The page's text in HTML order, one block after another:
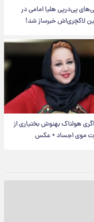
پی‌درپی هلیا امامی در
لاکچری‌اش خبرساز شد!
هولناک بهنوش بختیاری از
موی اجساد + عکس